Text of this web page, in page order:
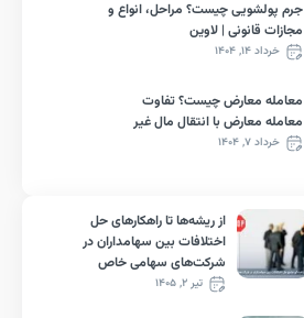
جرم پولشویی چیست؟ مراحل، انواع و
مجازات قانونی | لاوین
خرداد ۱۴, ۱۴۰۴
معامله معارض چیست؟ تفاوت
معامله معارض با انتقال مال غیر
خرداد ۷, ۱۴۰۴
از ریشه‌ها تا راهکارهای حل
اختلافات بین سهامداران در
شرکت‌های سهامی خاص
تیر ۲, ۱۴۰۵